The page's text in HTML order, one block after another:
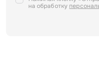
на обработку